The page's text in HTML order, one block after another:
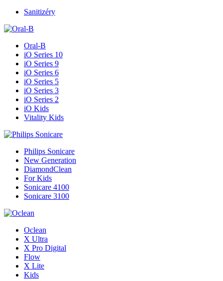
Sanitizéry
Oral-B
iO Series 10
iO Series 9
iO Series 6
iO Series 5
iO Series 3
iO Series 2
iO Kids
Vitality Kids
Philips Sonicare
New Generation
DiamondClean
For Kids
Sonicare 4100
Sonicare 3100
Oclean
X Ultra
X Pro Digital
Flow
X Lite
Kids